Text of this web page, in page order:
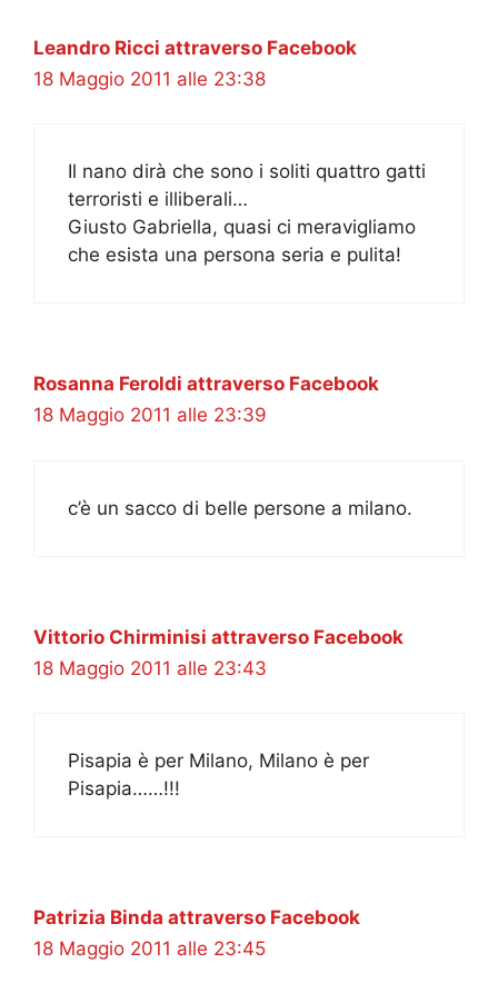
Leandro Ricci attraverso Facebook
18 Maggio 2011 alle 23:38
Il nano dirà che sono i soliti quattro gatti
terroristi e illiberali…
Giusto Gabriella, quasi ci meravigliamo
che esista una persona seria e pulita!
Rosanna Feroldi attraverso Facebook
18 Maggio 2011 alle 23:39
c’è un sacco di belle persone a milano.
Vittorio Chirminisi attraverso Facebook
18 Maggio 2011 alle 23:43
Pisapia è per Milano, Milano è per
Pisapia……!!!
Patrizia Binda attraverso Facebook
18 Maggio 2011 alle 23:45